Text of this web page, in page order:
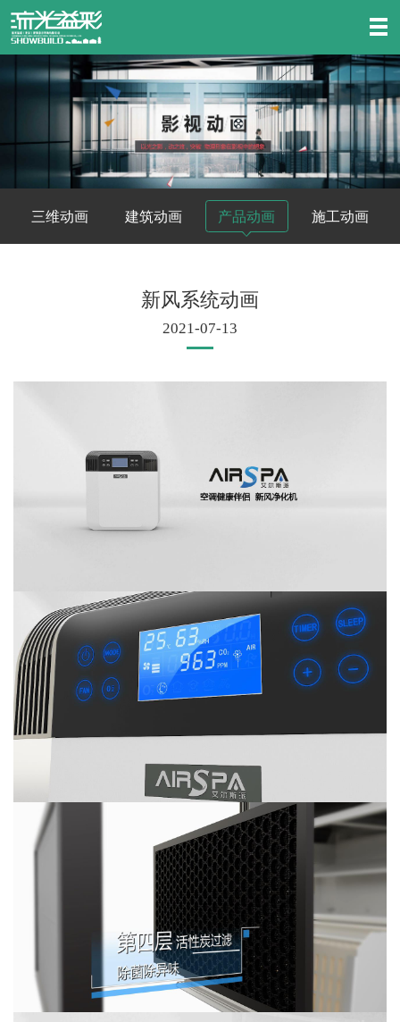
三维动画 建筑动画 产品动画 施工动画
新风系统动画
2021-07-13